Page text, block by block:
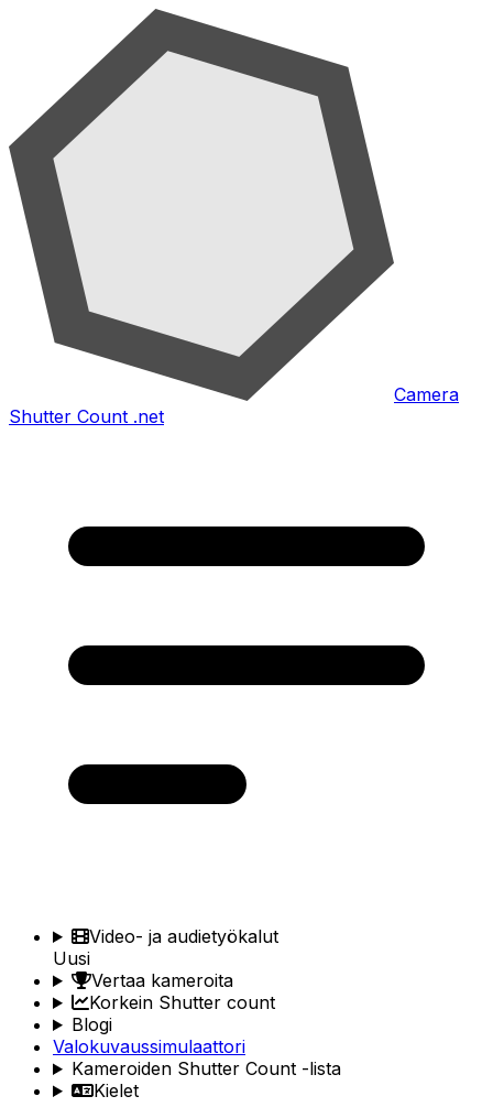
Camera
Shutter Count .net
Video- ja audietyökalut
Uusi
Vertaa kameroita
Korkein Shutter count
Blogi
Valokuvaussimulaattori
Kameroiden Shutter Count -lista
Kielet